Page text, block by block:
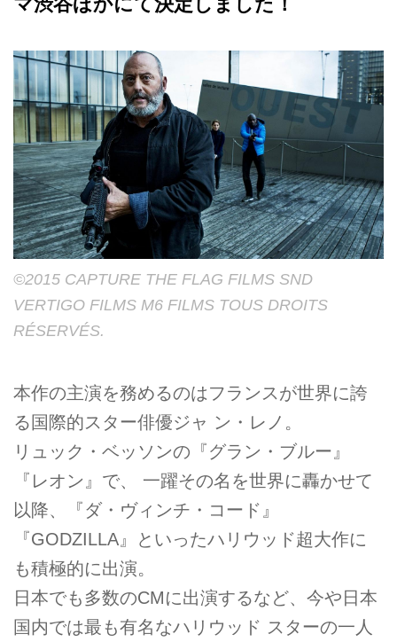
©2015 CAPTURE THE FLAG FILMS SND
VERTIGO FILMS M6 FILMS TOUS DROITS
RÉSERVÉS.
本作の主演を務めるのはフランスが世界に誇
る国際的スター俳優ジャ ン・レノ。
リュック・ベッソンの『グラン・ブルー』
『レオン』で、 一躍その名を世界に轟かせて
以降、『ダ・ヴィンチ・コード』
『GODZILLA』といったハリウッド超大作に
も積極的に出演。
日本でも多数のCMに出演するなど、今や日本
国内では最も有名なハリウッド スターの一人